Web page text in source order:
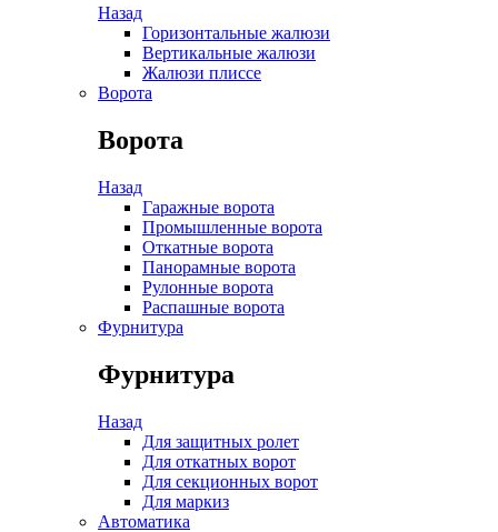
Назад
Горизонтальные жалюзи
Вертикальные жалюзи
Жалюзи плиссе
Ворота
Ворота
Назад
Гаражные ворота
Промышленные ворота
Откатные ворота
Панорамные ворота
Рулонные ворота
Распашные ворота
Фурнитура
Фурнитура
Назад
Для защитных ролет
Для откатных ворот
Для секционных ворот
Для маркиз
Автоматика